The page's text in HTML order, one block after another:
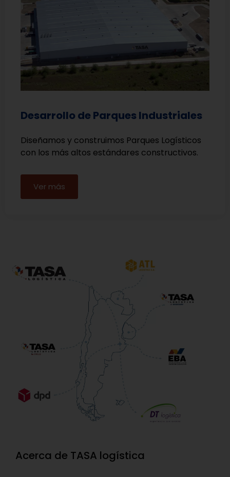
Desarrollo de Parques Industriales
Diseñamos y construimos Parques Logísticos
con los más altos estándares constructivos.
Ver más
Acerca de TASA logística